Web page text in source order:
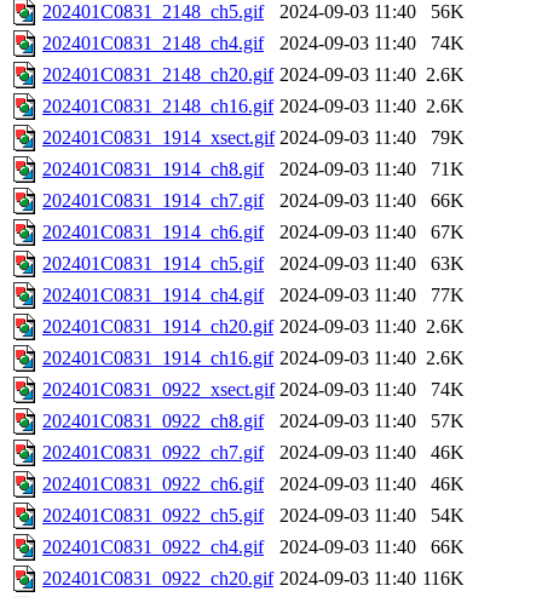
202401C0831_2148_ch5.gif
2024-09-03 11:40
56K
202401C0831_2148_ch4.gif
2024-09-03 11:40
74K
202401C0831_2148_ch20.gif 2024-09-03 11:40 2.6K
202401C0831_2148_ch16.gif 2024-09-03 11:40 2.6K
202401C0831_1914_xsect.gif 2024-09-03 11:40
79K
202401C0831_1914_ch8.gif
2024-09-03 11:40
71K
202401C0831_1914_ch7.gif
2024-09-03 11:40
66K
202401C0831_1914_ch6.gif
2024-09-03 11:40
67K
202401C0831_1914_ch5.gif
2024-09-03 11:40
63K
202401C0831_1914_ch4.gif
2024-09-03 11:40
77K
202401C0831_1914_ch20.gif 2024-09-03 11:40 2.6K
202401C0831_1914_ch16.gif 2024-09-03 11:40 2.6K
202401C0831_0922_xsect.gif 2024-09-03 11:40
74K
202401C0831_0922_ch8.gif
2024-09-03 11:40
57K
202401C0831_0922_ch7.gif
2024-09-03 11:40
46K
202401C0831_0922_ch6.gif
2024-09-03 11:40
46K
202401C0831_0922_ch5.gif
2024-09-03 11:40
54K
202401C0831_0922_ch4.gif
2024-09-03 11:40
66K
202401C0831_0922_ch20.gif 2024-09-03 11:40 116K